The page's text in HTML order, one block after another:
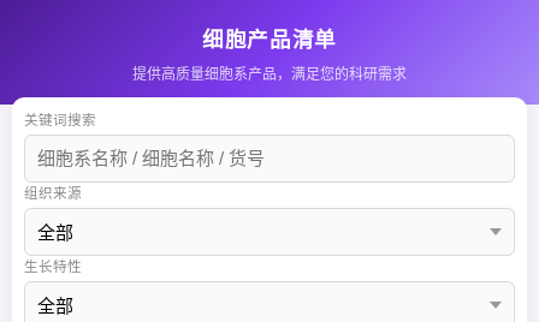
细胞产品清单
提供高质量细胞系产品，满足您的科研需求
关键词搜索
组织来源
生长特性